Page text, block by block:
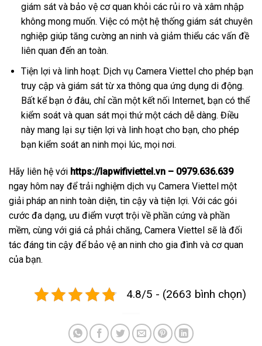
giám sát và bảo vệ cơ quan khỏi các rủi ro và xâm nhập
không mong muốn. Việc có một hệ thống giám sát chuyên
nghiệp giúp tăng cường an ninh và giảm thiểu các vấn đề
liên quan đến an toàn.
Tiện lợi và linh hoạt: Dịch vụ Camera Viettel cho phép bạn
truy cập và giám sát từ xa thông qua ứng dụng di động.
Bất kể bạn ở đâu, chỉ cần một kết nối Internet, bạn có thể
kiểm soát và quan sát mọi thứ một cách dễ dàng. Điều
này mang lại sự tiện lợi và linh hoạt cho bạn, cho phép
bạn kiểm soát an ninh mọi lúc, mọi nơi.
Hãy liên hệ với https://lapwifiviettel.vn – 0979.636.639
ngay hôm nay để trải nghiệm dịch vụ Camera Viettel một
giải pháp an ninh toàn diện, tin cậy và tiện lợi. Với các gói
cước đa dạng, ưu điểm vượt trội về phần cứng và phần
mềm, cùng với giá cả phải chăng, Camera Viettel sẽ là đối
tác đáng tin cậy để bảo vệ an ninh cho gia đình và cơ quan
của bạn.
4.8/5 - (2663 bình chọn)